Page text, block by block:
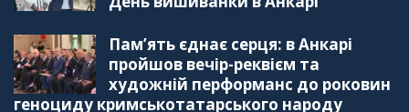
"Дзеркало діаспори", Випуск 2, Як вивчити
57:18
"Дзеркало діаспори". Випуск 1. Про створення
порталу "Укр-Айна"
Пам’ять єднає серця: в Анкарі
пройшов вечір-реквієм та
художній перформанс до роковин
геноциду кримськотатарського народу